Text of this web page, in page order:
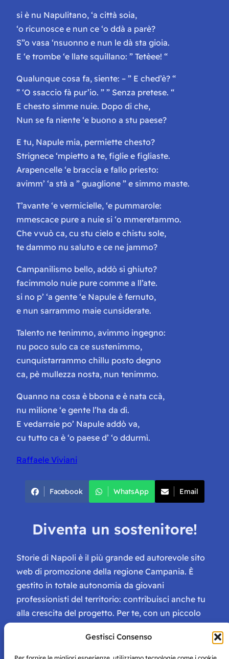
Gestisci Consenso
si è nu Napulitano, ‘a città soia,
‘o ricunosce e nun ce ‘o ddà a parè?
S”o vasa ‘nsuonno e nun le dà sta gioia.
E ‘e trombe ‘e llate squillano: ” Tetèee! “
Qualunque cosa fa, siente: – ” E ched’è? “
” ‘O ssaccio fà pur’io. ” ” Senza pretese. “
E chesto simme nuie. Dopo di che,
Nun se fa niente ‘e buono a stu paese?
E tu, Napule mia, permiette chesto?
Strignece ‘mpietto a te, figlie e figliaste.
Arapencelle ‘e braccia e fallo priesto:
avimm’ ‘a stà a ” guaglione ” e simmo maste.
T’avante ‘e vermicielle, ‘e pummarole:
mmescace pure a nuie si ‘o mmeretammo.
Che vvuò ca, cu stu cielo e chistu sole,
te dammo nu saluto e ce ne jammo?
Campanilismo bello, addò sì ghiuto?
facimmolo nuie pure comme a ll’ate.
si no p’ ‘a gente ‘e Napule è fernuto,
e nun sarrammo maie cunsiderate.
Talento ne tenimmo, avimmo ingegno:
nu poco sulo ca ce sustenimmo,
cunquistarrammo chillu posto degno
ca, pè mullezza nosta, nun tenimmo.
Quanno na cosa è bbona e è nata ccà,
nu milione ‘e gente l’ha da dì.
E vedarraie po’ Napule addò va,
cu tutto ca è ‘o paese d’ ‘o ddurmì.
Raffaele Viviani
Facebook WhatsApp Email
Diventa un sostenitore!
Storie di Napoli è il più grande ed autorevole sito
web di promozione della regione Campania. È
gestito in totale autonomia da giovani
professionisti del territorio: contribuisci anche tu
alla crescita del progetto. Per te, con un piccolo
tessera di Storie Campane, libri e magazine gratis
e inviti ad eventi esclusivi!